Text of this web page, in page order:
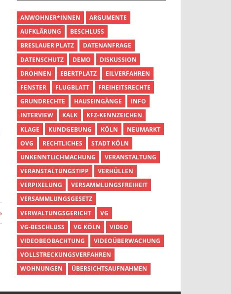
ANWOHNER*INNEN
ARGUMENTE
AUFKLÄRUNG
BESCHLUSS
BRESLAUER PLATZ
DATENANFRAGE
DATENSCHUTZ
DEMO
DISKUSSION
DROHNEN
EBERTPLATZ
EILVERFAHREN
FENSTER
FLUGBLATT
FREIHEITSRECHTE
GRUNDRECHTE
HAUSEINGÄNGE
INFO
INTERVIEW
KALK
KFZ-KENNZEICHEN
KLAGE
KUNDGEBUNG KÖLN
NEUMARKT
OVG
RECHTLICHES
STADT KÖLN
UNKENNTLICHMACHUNG
VERANSTALTUNG
VERANSTALTUNGSTIPP
VERHÜLLEN
VERPIXELUNG
VERSAMMLUNGSFREIHEIT
VERSAMMLUNGSGESETZ
VERWALTUNGSGERICHT
VG
VG-BESCHLUSS
VG KÖLN
VIDEO
VIDEOBEOBACHTUNG
VIDEOÜBERWACHUNG
VOLLSTRECKUNGSVERFAHREN
WOHNUNGEN
ÜBERSICHTSAUFNAHMEN